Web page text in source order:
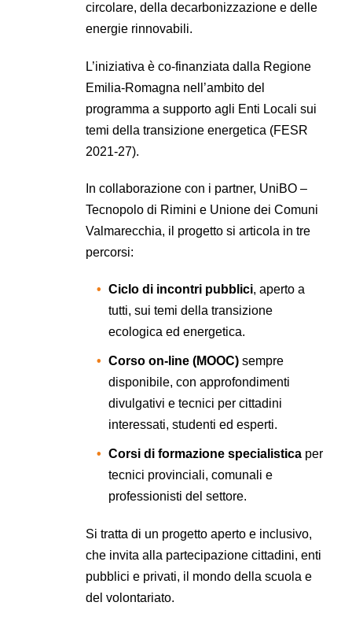
circolare, della decarbonizzazione e delle
energie rinnovabili.
L’iniziativa è co-finanziata dalla Regione
Emilia-Romagna nell’ambito del
programma a supporto agli Enti Locali sui
temi della transizione energetica (FESR
2021-27).
In collaborazione con i partner, UniBO –
Tecnopolo di Rimini e Unione dei Comuni
Valmarecchia, il progetto si articola in tre
percorsi:
Ciclo di incontri pubblici, aperto a
tutti, sui temi della transizione
ecologica ed energetica.
Corso on-line (MOOC) sempre
disponibile, con approfondimenti
divulgativi e tecnici per cittadini
interessati, studenti ed esperti.
Corsi di formazione specialistica per
tecnici provinciali, comunali e
professionisti del settore.
Si tratta di un progetto aperto e inclusivo,
che invita alla partecipazione cittadini, enti
pubblici e privati, il mondo della scuola e
del volontariato.